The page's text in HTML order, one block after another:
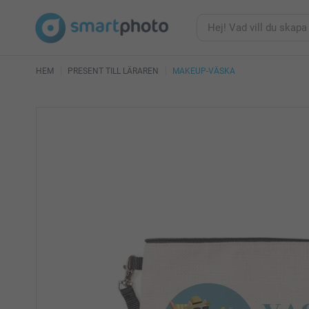
HEM PRESENT TILL LÄRAREN MAKEUP-VÄSKA